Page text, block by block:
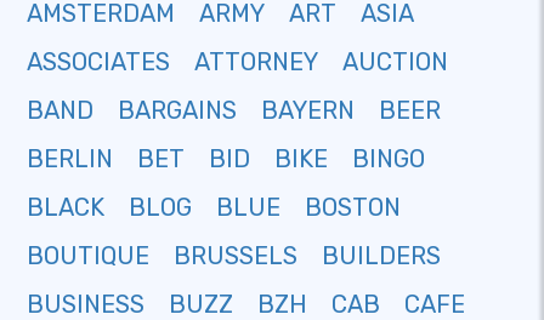
AMSTERDAM
ARMY ART
ASIA
ASSOCIATES
ATTORNEY
AUCTION
BAND
BARGAINS BAYERN
BEER
BERLIN
BET BID BIKE
BINGO
BLACK
BLOG BLUE
BOSTON
BOUTIQUE
BRUSSELS
BUILDERS
BUSINESS
BUZZ BZH CAB
CAFE